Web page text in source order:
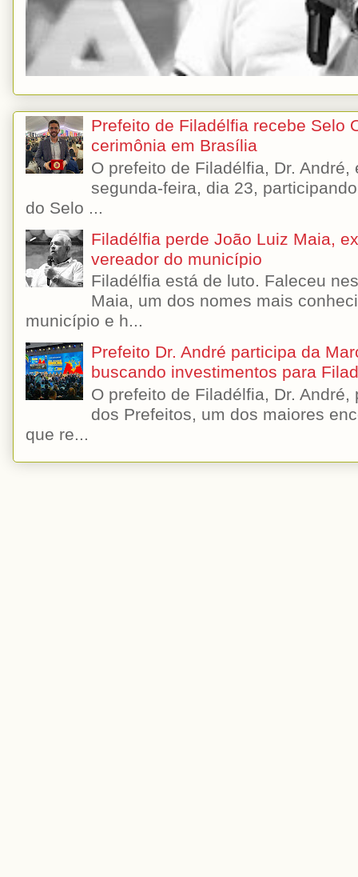
Prefeito de Filadélfia recebe Selo
cerimônia em Brasília
O prefeito de Filadélfia, Dr.
segunda-feira, dia 23,
do Selo ...
Filadélfia perde João Luiz Maia,
vereador do município
Filadélfia está de luto. Faleceu
Maia, um dos nomes mais
município e h...
Prefeito Dr. André participa da
buscando investimentos para
O prefeito de Filadélfia, Dr.
dos Prefeitos, um dos maiores
que re...